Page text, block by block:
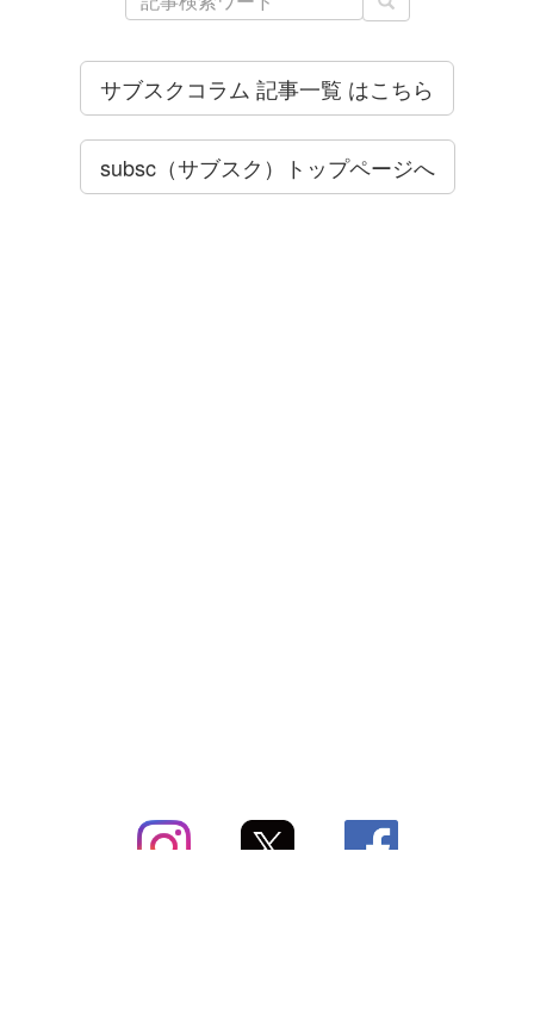
サブスクコラム 記事一覧 はこちら
subsc（サブスク）トップページへ